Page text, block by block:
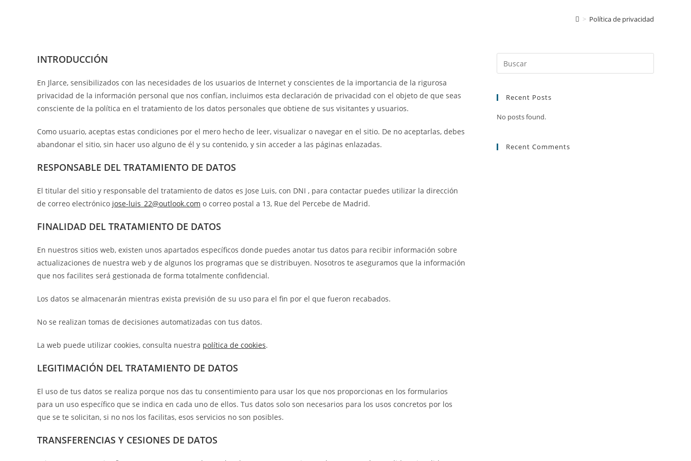
> Política de privacidad
INTRODUCCIÓN
En Jlarce, sensibilizados con las necesidades de los usuarios de Internet y conscientes de la importancia de la rigurosa
privacidad de la información personal que nos confían, incluimos esta declaración de privacidad con el objeto de que seas
consciente de la política en el tratamiento de los datos personales que obtiene de sus visitantes y usuarios.
Como usuario, aceptas estas condiciones por el mero hecho de leer, visualizar o navegar en el sitio. De no aceptarlas, debes
abandonar el sitio, sin hacer uso alguno de él y su contenido, y sin acceder a las páginas enlazadas.
RESPONSABLE DEL TRATAMIENTO DE DATOS
El titular del sitio y responsable del tratamiento de datos es Jose Luis, con DNI , para contactar puedes utilizar la dirección
de correo electrónico jose-luis_22@outlook.com o correo postal a 13, Rue del Percebe de Madrid.
FINALIDAD DEL TRATAMIENTO DE DATOS
En nuestros sitios web, existen unos apartados específicos donde puedes anotar tus datos para recibir información sobre
actualizaciones de nuestra web y de algunos los programas que se distribuyen. Nosotros te aseguramos que la información
que nos facilites será gestionada de forma totalmente confidencial.
Los datos se almacenarán mientras exista previsión de su uso para el fin por el que fueron recabados.
No se realizan tomas de decisiones automatizadas con tus datos.
La web puede utilizar cookies, consulta nuestra política de cookies.
LEGITIMACIÓN DEL TRATAMIENTO DE DATOS
El uso de tus datos se realiza porque nos das tu consentimiento para usar los que nos proporcionas en los formularios
para un uso específico que se indica en cada uno de ellos. Tus datos solo son necesarios para los usos concretos por los
que se te solicitan, si no nos los facilitas, esos servicios no son posibles.
TRANSFERENCIAS Y CESIONES DE DATOS
Recent Posts
No posts found.
Recent Comments